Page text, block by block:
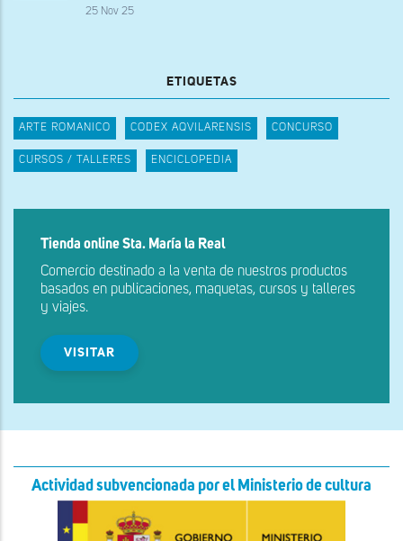
25 Nov 25
ETIQUETAS
ARTE ROMANICO CODEX AQVILARENSIS CONCURSO
CURSOS / TALLERES ENCICLOPEDIA
Tienda online Sta. María la Real
Comercio destinado a la venta de nuestros productos
basados en publicaciones, maquetas, cursos y talleres
y viajes.
VISITAR
Actividad subvencionada por el Ministerio de cultura